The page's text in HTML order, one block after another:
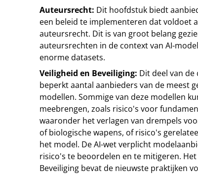
Auteursrecht: Dit hoofdstuk biedt
een beleid te implementeren dat voldoet
auteursrecht. Dit is van groot belang
auteursrechten in de context van AI-
enorme datasets.
Veiligheid en Beveiliging: Dit deel van de
beperkt aantal aanbieders van de meest
modellen. Sommige van deze modellen
meebrengen, zoals risico's voor
waaronder het verlagen van drempels
of biologische wapens, of risico's
het model. De AI-wet verplicht
risico's te beoordelen en te mitigeren.
Beveiliging bevat de nieuwste praktijken